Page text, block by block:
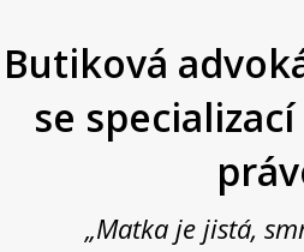
obsah
Butiková
se
„Matka je jistá,